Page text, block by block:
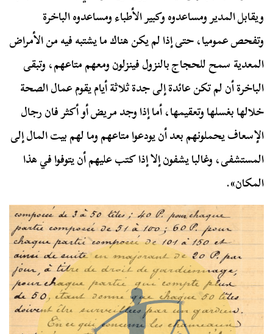
ويقابل المدير ومساعدوه وكبير الأطباء ومساعدوه الباخرة
وتفحص عموميا، حتى إذا لم يكن هناك ما يشتبه فيه من الأمراض
المعدية سمح للحجاج بالنزول فينزلون ومعهم متاعهم، وتبقى
الباخرة أن لم تكن عائدة إلى جدة ثلاثة أيام يقوم عمال الصحة
خلالها بغسلها وتعقيمها، أما إذا وجد مريض أو أكثر فان رجال
الإسعاف يحملونهم بعد أن يودعوا متاعهم وما لهم بيت المال إلى
المستشفى، وغالبا يشفون إلا إذا كتب عليهم أن يتوفوا في هذا
المكان».